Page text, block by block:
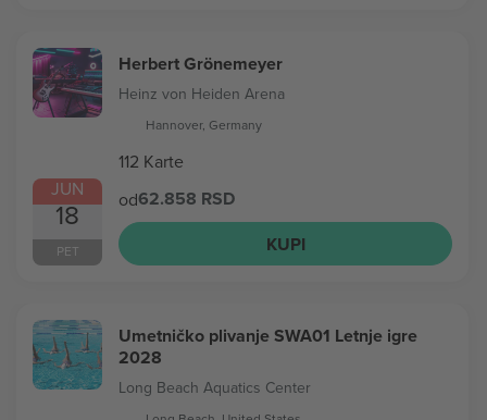
JUN
18
PET
Herbert Grönemeyer
Heinz von Heiden Arena
Hannover, Germany
112 Karte
od62.858 RSD
KUPI
Umetničko plivanje SWA01 Letnje igre
2028
Long Beach Aquatics Center